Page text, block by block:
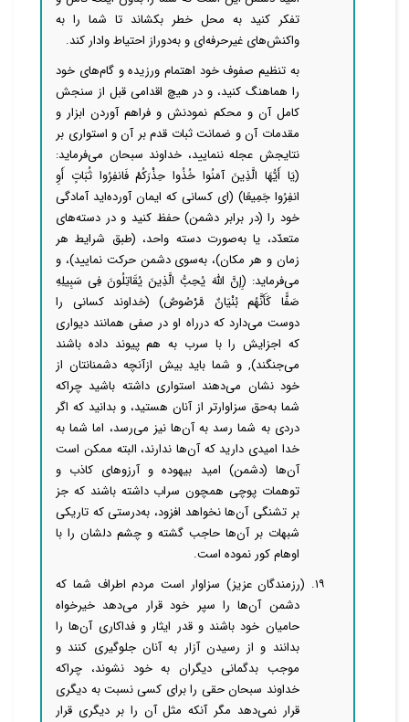
تفکر کنید به محل خطر بکشاند تا ‌‌‌‌شما را به
واکنش‌های غیرحرفه‌ای و به‌دوراز احتیاط وادار کند.
به تنظیم صفوف خود اهتمام ورزیده و گام‌های خود
را هماهنگ کنید، و در هیچ اقدامی قبل از سنجش
کامل آن و محکم نمودنش و فراهم آوردن ابزار و
مقدمات آن و ضمانت ثبات قدم بر آن‌ و استواری بر
نتایجش عجله ننمایید، خداوند سبحان می‌فرماید:
(یَا أَیُّهَا الَّذِینَ آمَنُوا خُذُوا حِذْرَکُمْ فَانفِرُوا ثُبَاتٍ أَوِ
انفِرُوا جَمِیعًا) (ای کسانی که ایمان آورده‌اید آمادگی
خود را (در برابر دشمن) حفظ کنید و در دسته‌های
متعدّد، یا به‌صورت دسته واحد، (طبق شرایط هر
زمان و هر مکان)، به‌سوی دشمن حرکت نمایید)، و
می‌فرماید: (إِنَّ اللَّهَ یُحِبُّ الَّذِینَ یُقَاتِلُونَ فِی سَبِیلِهِ
صَفًّا کَأَنَّهُم بُنْیَانٌ مَّرْصُوصٌ) (خداوند کسانی را
دوست می‌دارد که درراه او در صفی همانند دیواری
که اجزایش را با سرب به هم پیوند داده باشند
می‌جنگند), و شما باید بیش ازآنچه دشمنانتان از
خود نشان می‌دهند استواری داشته باشید چراکه
شما به‌حق سزاوارتر از آنان هستید، و بدانید که اگر
دردی به شما رسد به آن‌ها نیز می‌رسد، اما شما به
خدا امیدی دارید که آن‌ها ندارند، البته ممکن است
آن‌ها (دشمن) امید بیهوده و آرزوهای کاذب و
توهمات پوچی همچون سراب داشته باشند که جز
بر تشنگی آن‌ها نخواهد افزود، به‌درستی که تاریکی
شبهات بر آن‌ها حاجب گشته و چشم دلشان را با
اوهام کور نموده است.
۱۹. (رزمندگان عزیز) سزاوار است مردم اطراف شما که
دشمن آن‌ها را سپر خود قرار می‌دهد خیرخواه
حامیان خود باشند و قدر ایثار و فداکاری آن‌ها را
بدانند و از رسیدن آزار به آنان جلوگیری کنند و
موجب بدگمانی دیگران به خود نشوند، چراکه
خداوند سبحان حقی را برای کسی نسبت به دیگری
قرار نمی‌دهد مگر آنکه مثل آن را بر دیگری قرار